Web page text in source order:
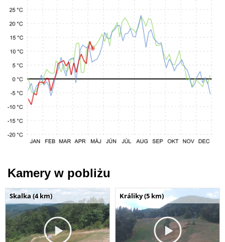
Kamery w pobliżu
Skalka (4 km) Králiky (5 km)